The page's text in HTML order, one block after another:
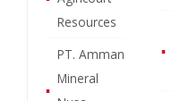
Resources
▪
PT. Amman
Mineral
▪